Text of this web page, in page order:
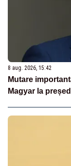
8 aug. 2026, 15:42
Mutare
Magyar la